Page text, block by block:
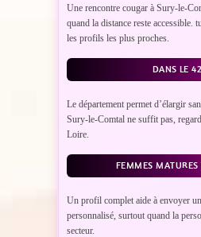
Une rencontre cougar à Sury-le-
quand la distance reste accessible.
les profils les plus proches.
DANS LE 42
Le département permet d’élargir
Sury-le-Comtal ne suffit pas,
Loire.
FEMMES MATURES
Un profil complet aide à envoyer
personnalisé, surtout quand la
secteur.